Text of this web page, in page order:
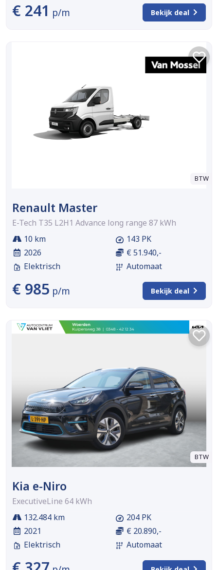
€ 241 p/m Bekijk deal
BTW
Renault Master
E-Tech T35 L2H1 Advance long range 87 kWh
10 km
2026
Elektrisch
143 PK
€ 51.940,-
Automaat
€ 985 p/m Bekijk deal
BTW
Kia e-Niro
ExecutiveLine 64 kWh
132.484 km
2021
Elektrisch
204 PK
€ 20.890,-
Automaat